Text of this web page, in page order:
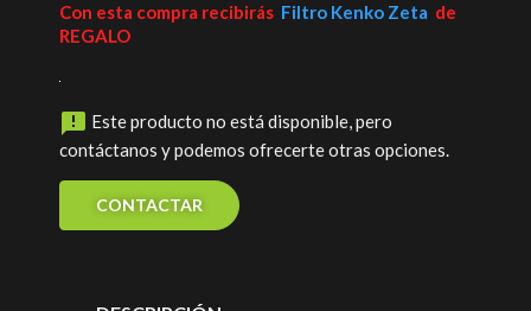
Con esta compra recibirás Filtro Kenko Zeta de
REGALO
 Este producto no está disponible, pero
contáctanos y podemos ofrecerte otras opciones.
CONTACTAR